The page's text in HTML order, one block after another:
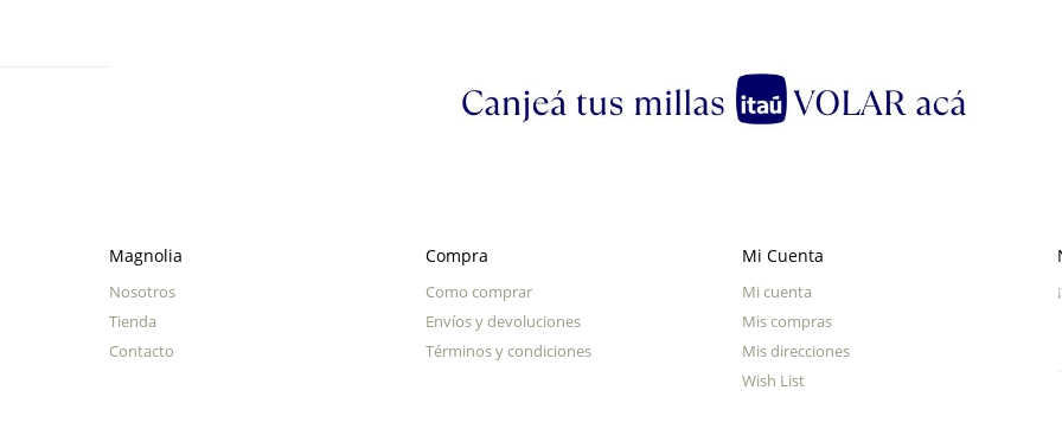
Magnolia
Nosotros
Tienda
Contacto
Compra
Como comprar
Envíos y devoluciones
Términos y condiciones
Mi Cuenta
Mi cuenta
Mis compras
Mis direcciones
Wish List